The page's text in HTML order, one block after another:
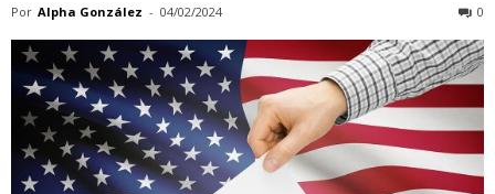
Por Alpha González - 04/02/2024 0